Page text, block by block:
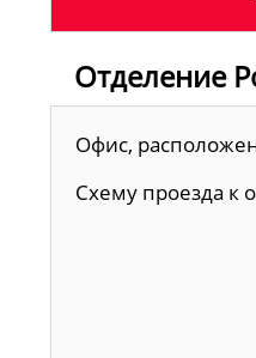
Отделение
Офис,
Схему проезда к